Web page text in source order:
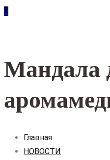
0
Мандала
Главная
НОВОСТИ